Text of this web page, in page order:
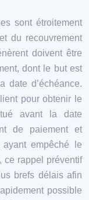
sont étroitement
du recouvrement
doivent être
dont le but est
date d’échéance.
pour obtenir le
avant la date
de paiement et
empêché le
ce rappel préventif
brefs délais afin
possible